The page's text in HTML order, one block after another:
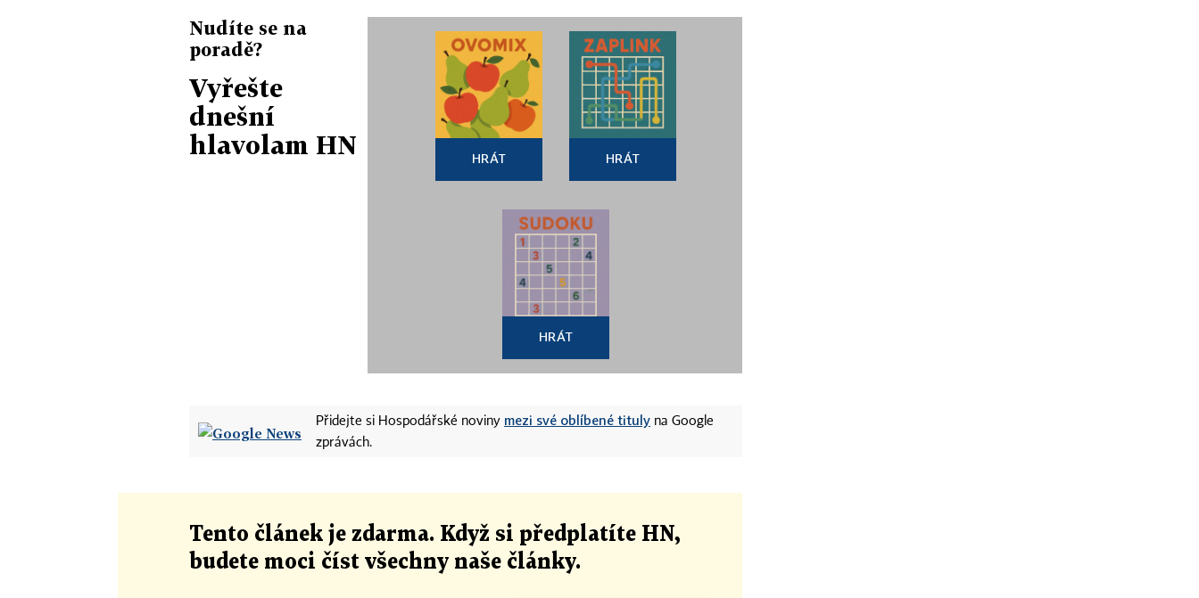
Nudíte se na
poradě?
Vyřešte
dnešní
hlavolam HN
HRÁT HRÁT
HRÁT
Přidejte si Hospodářské noviny mezi své oblíbené tituly na Google
zprávách.
Tento článek je zdarma. Když si předplatíte HN,
budete moci číst všechny naše články.